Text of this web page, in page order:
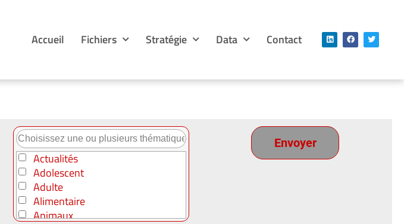
Accueil Fichiers Stratégie Data Contact
Actualités
Adolescent
Adulte
Alimentaire
Animaux